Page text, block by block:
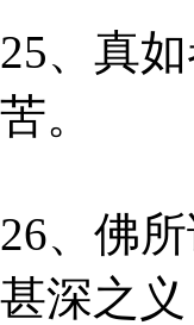
25、真
苦。
26、佛
甚深之